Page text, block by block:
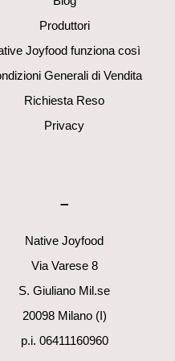
Produttori
Joyfood funziona così
Generali di Vendita
Richiesta Reso
Privacy
–
Native Joyfood
Via Varese 8
S. Giuliano Mil.se
20098 Milano (I)
p.i. 06411160960